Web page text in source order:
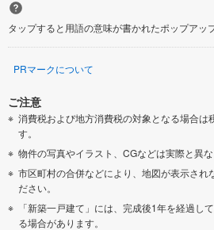
タップすると用語の意味が書かれたポップアッ
PRマークについて
ご注意
消費税および地方消費税の対象となる場合は
す。
物件の写真やイラスト、CGなどは実際と異な
市区町村の合併などにより、地図が表示され
ださい。
「新築一戸建て」には、完成後1年を経過し
る場合があります。